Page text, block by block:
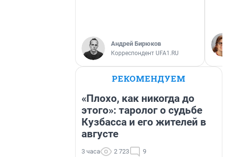
Андрей Бирюков
Корреспондент UFA1.RU
РЕКОМЕНДУЕМ
«Плохо, как никогда до
этого»: таролог о судьбе
Кузбасса и его жителей в
августе
3 часа 2 723 9